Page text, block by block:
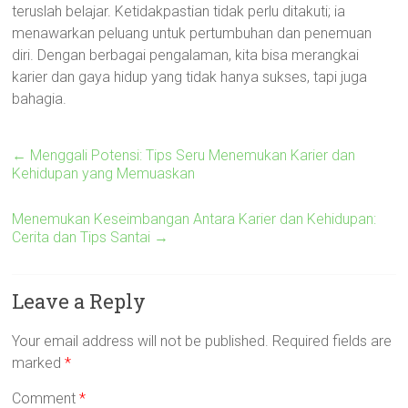
teruslah belajar. Ketidakpastian tidak perlu ditakuti; ia
menawarkan peluang untuk pertumbuhan dan penemuan
diri. Dengan berbagai pengalaman, kita bisa merangkai
karier dan gaya hidup yang tidak hanya sukses, tapi juga
bahagia.
← Menggali Potensi: Tips Seru Menemukan Karier dan
Kehidupan yang Memuaskan
Menemukan Keseimbangan Antara Karier dan Kehidupan:
Cerita dan Tips Santai →
Leave a Reply
Your email address will not be published. Required fields are
marked*
Comment*